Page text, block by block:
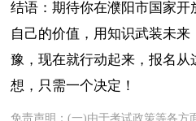
结语：期待你在濮阳市国家
自己的价值，用知识武装未
豫，现在就行动起来，报名从
想，只需一个决定！
免责声明：(一)由于考试政策等各方